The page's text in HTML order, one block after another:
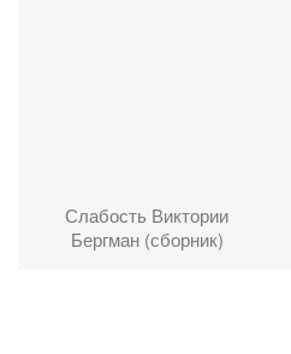
Слабость Виктории
Бергман (сборник)